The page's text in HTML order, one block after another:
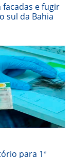
e fugir
sul da Bahia
para 1ª